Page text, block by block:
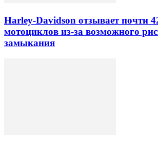
Harley-Davidson отзывает почти
мотоциклов из-за возможного
замыкания